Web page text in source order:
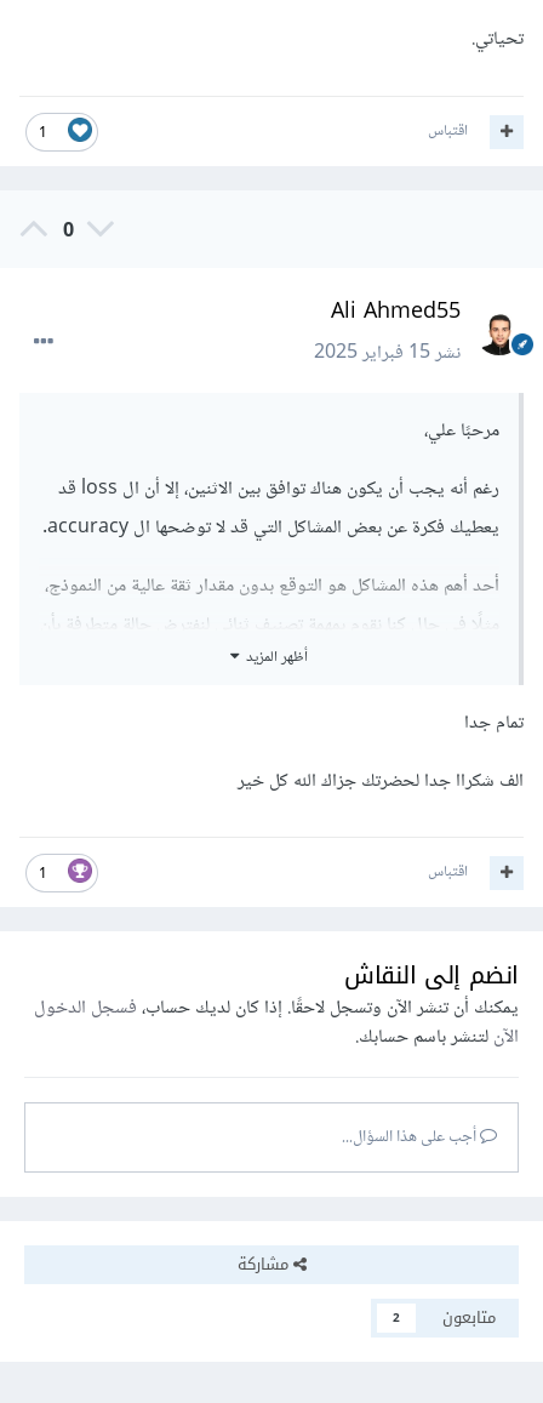
تحياتي.
1 اقتباس
0
Ali Ahmed55
نشر15 فبراير 2025
مرحبًا علي،
رغم أنه يجب أن يكون هناك توافق بين الاثنين، إلا أن ال loss قد
يعطيك فكرة عن بعض المشاكل التي قد لا توضحها ال accuracy.
أحد أهم هذه المشاكل هو التوقع بدون مقدار ثقة عالية من النموذج،
مثلًا في حال كنا نقوم بمهمة تصنيف ثنائي لنفترض حالة متطرفة بأن
النموذج توقع كل الأصناف التي هي 1 عن طريق وضع احتمال
النموذج غير واثق من نتائجه و أي تغيير طفيف في الدخل قد يؤدي
لذلك دائمًا أبقي نظرك على كليهما.
أظهر المزيد
تمام جدا
الف شكراا جدا لحضرتك جزاك الله كل خير
1 اقتباس
انضم إلى النقاش
يمكنك أن تنشر الآن وتسجل لاحقًا. إذا كان لديك حساب،فسجل الدخول
الآنلتنشر باسم حسابك.
أجب على هذا السؤال...
مشاركة
متابعون
2